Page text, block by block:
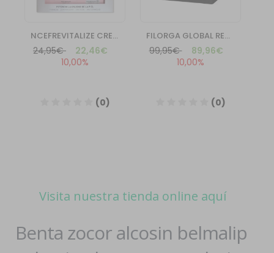
Visita nuestra tienda online aquí
Benta zocor alcosin belmalip